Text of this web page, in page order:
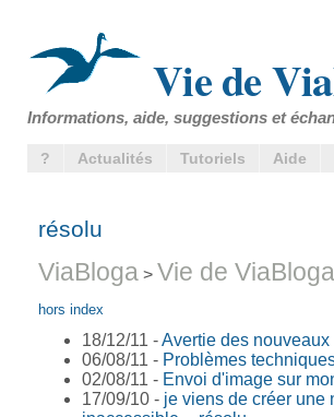
Vie de
Informations, aide, suggestions et
? Actualités Tutoriels Aide
résolu
ViaBloga > Vie de ViaBloga
hors index
18/12/11 -Avertie des
06/08/11 - Problèmes
02/08/11 - Envoi d'image sur
17/09/10 - je viens de créer une